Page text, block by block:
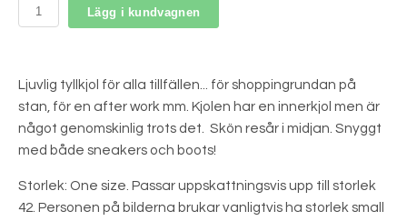
Lägg i kundvagnen
Ljuvlig tyllkjol för alla tillfällen... för shoppingrundan på
stan, för en after work mm. Kjolen har en innerkjol men är
något genomskinlig trots det. Skön resår i midjan. Snyggt
med både sneakers och boots!
Storlek: One size. Passar uppskattningsvis upp till storlek
42. Personen på bilderna brukar vanligtvis ha storlek small